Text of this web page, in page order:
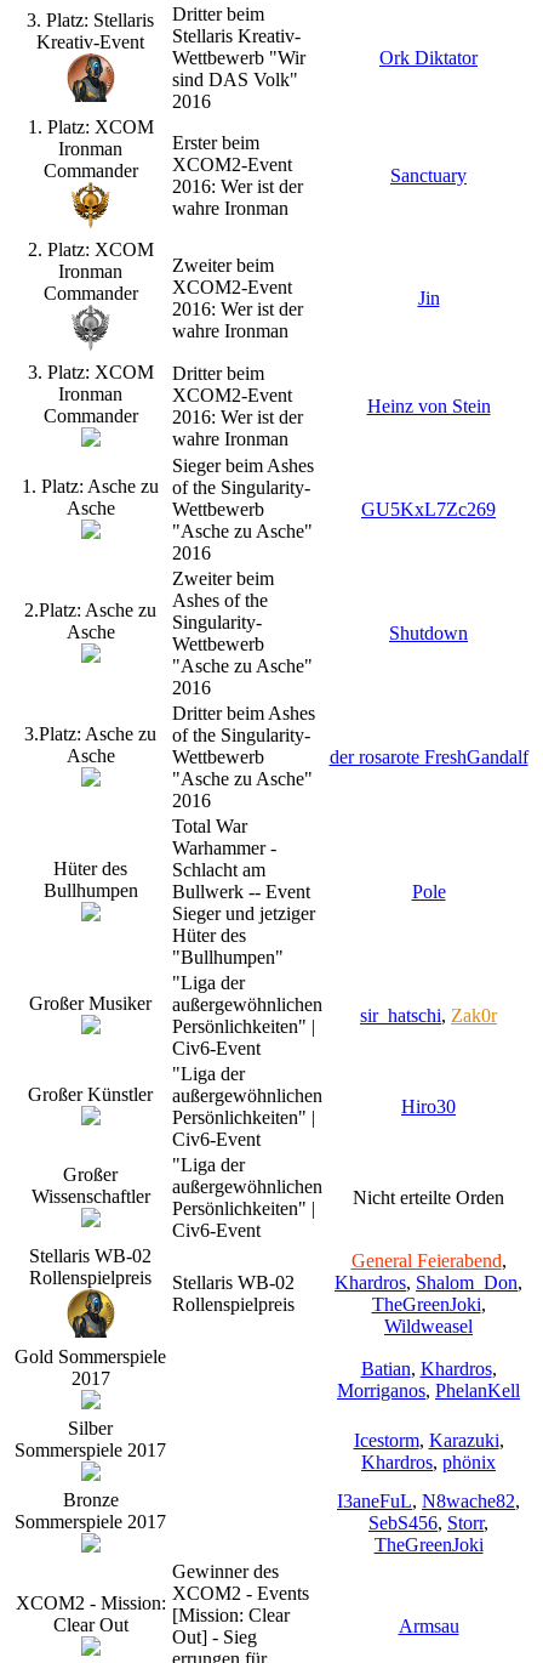
3. Platz: Stellaris
Kreativ-Event
Dritter beim
Stellaris Kreativ-
Wettbewerb "Wir
sind DAS Volk"
2016
Ork Diktator
1. Platz: XCOM
Ironman
Commander
Erster beim
XCOM2-Event
2016: Wer ist der
wahre Ironman
Sanctuary
2. Platz: XCOM
Ironman
Commander
Zweiter beim
XCOM2-Event
2016: Wer ist der
wahre Ironman
Jin
3. Platz: XCOM
Ironman
Commander
Dritter beim
XCOM2-Event
2016: Wer ist der
wahre Ironman
Heinz von Stein
1. Platz: Asche zu
Asche
Sieger beim Ashes
of the Singularity-
Wettbewerb
"Asche zu Asche"
2016
GU5KxL7Zc269
2.Platz: Asche zu
Asche
Zweiter beim
Ashes of the
Singularity-
Wettbewerb
"Asche zu Asche"
2016
Shutdown
3.Platz: Asche zu
Asche
Dritter beim Ashes
of the Singularity-
Wettbewerb
"Asche zu Asche"
2016
der rosarote FreshGandalf
Hüter des
Bullhumpen
Total War
Warhammer -
Schlacht am
Bullwerk -- Event
Sieger und jetziger
Hüter des
"Bullhumpen"
Pole
Großer Musiker
"Liga der
außergewöhnlichen
Persönlichkeiten" |
Civ6-Event
sir_hatschi, Zak0r
Großer Künstler
"Liga der
außergewöhnlichen
Persönlichkeiten" |
Civ6-Event
Hiro30
Großer
Wissenschaftler
"Liga der
außergewöhnlichen
Persönlichkeiten" |
Civ6-Event
Nicht erteilte Orden
Stellaris WB-02
Rollenspielpreis
Stellaris WB-02
Rollenspielpreis
General Feierabend,
Khardros, Shalom_Don,
TheGreenJoki,
Wildweasel
Gold Sommerspiele
2017
Batian, Khardros,
Morriganos, PhelanKell
Silber
Sommerspiele 2017
Icestorm, Karazuki,
Khardros, phönix
Bronze
Sommerspiele 2017
I3aneFuL, N8wache82,
SebS456, Storr,
TheGreenJoki
XCOM2 - Mission:
Clear Out
Gewinner des
XCOM2 - Events
[Mission: Clear
Out] - Sieg
errungen für
Armsau